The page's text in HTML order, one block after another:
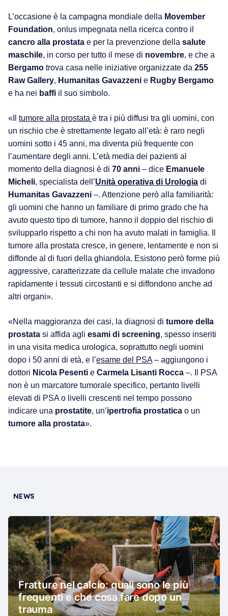
L’occasione è la campagna mondiale della Movember
Foundation, onlus impegnata nella ricerca contro il
cancro alla prostata e per la prevenzione della salute
maschile, in corso per tutto il mese di novembre, e che a
Bergamo trova casa nelle iniziative organizzate da 255
Raw Gallery, Humanitas Gavazzeni e Rugby Bergamo
e ha nei baffi il suo simbolo.
«Il tumore alla prostata è tra i più diffusi tra gli uomini, con
un rischio che è strettamente legato all’età: è raro negli
uomini sotto i 45 anni, ma diventa più frequente con
l’aumentare degli anni. L’età media dei pazienti al
momento della diagnosi è di 70 anni – dice Emanuele
Micheli, specialista dell’Unità operativa di Urologia di
Humanitas Gavazzeni –. Attenzione però alla familiarità:
gli uomini che hanno un familiare di primo grado che ha
avuto questo tipo di tumore, hanno il doppio del rischio di
svilupparlo rispetto a chi non ha avuto malati in famiglia. Il
tumore alla prostata cresce, in genere, lentamente e non si
diffonde al di fuori della ghiandola. Esistono però forme più
aggressive, caratterizzate da cellule malate che invadono
rapidamente i tessuti circostanti e si diffondono anche ad
altri organi».
«Nella maggioranza dei casi, la diagnosi di tumore della
prostata si affida agli esami di screening, spesso inseriti
in una visita medica urologica, soprattutto negli uomini
dopo i 50 anni di età, e l’esame del PSA– aggiungono i
dottori Nicola Pesenti e Carmela Lisanti Rocca –. Il PSA
non è un marcatore tumorale specifico, pertanto livelli
elevati di PSA o livelli crescenti nel tempo possono
indicare una prostatite, un’ipertrofia prostatica o un
tumore alla prostata».
NEWS
Fratture nel calcio: quali sono le più
frequenti e che cosa fare dopo un
trauma